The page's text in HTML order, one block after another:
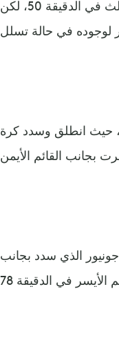
ومع بداية الشوط الثاني، كاد كريستوفر نكونكو أن يضيف الهدف الثالث في الدقيقة 50، لكن
وأهدر تيمو فيرنر فرصة تسجيل الهدف الثالث للايبزيج في الدقيقة 71، حيث انطلق وسدد كرة
الذي سدد بجانب